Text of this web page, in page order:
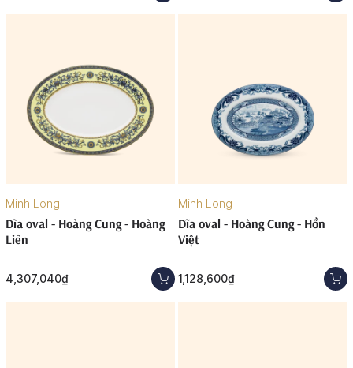
Minh Long
Dĩa oval - Hoàng Cung - Hoàng
Liên
4,307,040₫
Minh Long
Dĩa oval - Hoàng Cung - Hồn
Việt
1,128,600₫